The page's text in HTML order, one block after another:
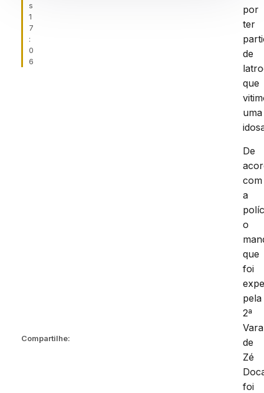
s
1
7
:
0
6
Compartilhe:
por
ter
de
que
uma
De
com
a
o
que
foi
pela
2ª
Vara
de
Zé
foi